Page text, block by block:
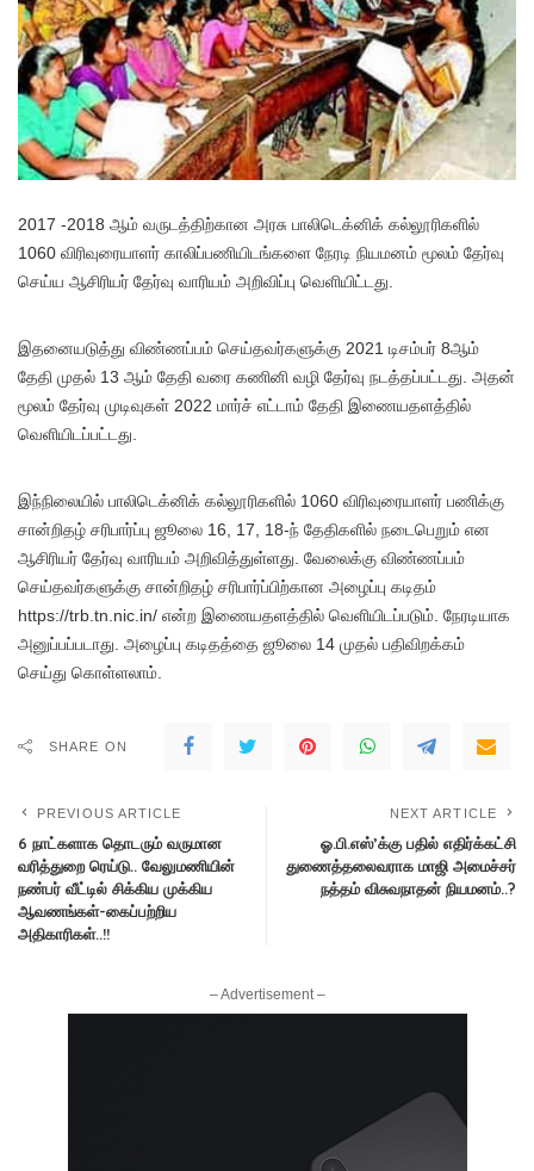
2017 -2018 ஆம் வருடத்திற்கான அரசு பாலிடெக்னிக் கல்லூரிகளில்
1060 விரிவுரையாளர் காலிப்பணியிடங்களை நேரடி நியமனம் மூலம் தேர்வு
செய்ய ஆசிரியர் தேர்வு வாரியம் அறிவிப்பு வெளியிட்டது.
இதனையடுத்து விண்ணப்பம் செய்தவர்களுக்கு 2021 டிசம்பர் 8ஆம்
தேதி முதல் 13 ஆம் தேதி வரை கணினி வழி தேர்வு நடத்தப்பட்டது. அதன்
மூலம் தேர்வு முடிவுகள் 2022 மார்ச் எட்டாம் தேதி இணையதளத்தில்
வெளியிடப்பட்டது.
இந்நிலையில் பாலிடெக்னிக் கல்லூரிகளில் 1060 விரிவுரையாளர் பணிக்கு
சான்றிதழ் சரிபார்ப்பு ஜூலை 16, 17, 18-ந் தேதிகளில் நடைபெறும் என
ஆசிரியர் தேர்வு வாரியம் அறிவித்துள்ளது. வேலைக்கு விண்ணப்பம்
செய்தவர்களுக்கு சான்றிதழ் சரிபார்ப்பிற்கான அழைப்பு கடிதம்
https://trb.tn.nic.in/ என்ற இணையதளத்தில் வெளியிடப்படும். நேரடியாக
அனுப்பப்படாது. அழைப்பு கடிதத்தை ஜூலை 14 முதல் பதிவிறக்கம்
செய்து கொள்ளலாம்.
SHARE ON
PREVIOUS ARTICLE
6 நாட்களாக தொடரும் வருமான
வரித்துறை ரெய்டு.. வேலுமணியின்
நண்பர் வீட்டில் சிக்கிய முக்கிய
ஆவணங்கள்-கைப்பற்றிய
அதிகாரிகள்..!!
NEXT ARTICLE
ஓ.பி.எஸ்’க்கு பதில் எதிர்க்கட்சி
துணைத்தலைவராக மாஜி அமைச்சர்
நத்தம் விசுவநாதன் நியமனம்..?
– Advertisement –